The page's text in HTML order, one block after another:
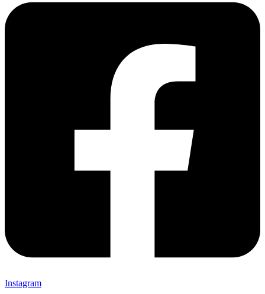
Instagram